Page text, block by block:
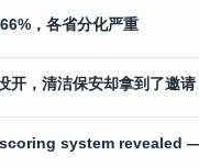
，各省分化严重
开，清洁保安却拿到了邀请
system revealed